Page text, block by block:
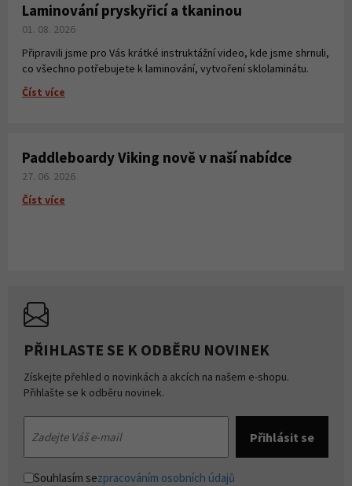
Laminování pryskyřicí a tkaninou
01. 08. 2026
Připravili jsme pro Vás krátké instruktážní video, kde jsme shrnuli,
co všechno potřebujete k laminování, vytvoření sklolaminátu.
Číst více
Paddleboardy Viking nově v naší nabídce
27. 06. 2026
Číst více
PŘIHLASTE SE K ODBĚRU NOVINEK
Získejte přehled o novinkách a akcích na našem e-shopu.
Přihlašte se k odběru novinek.
Souhlasím sezpracováním osobních údajů